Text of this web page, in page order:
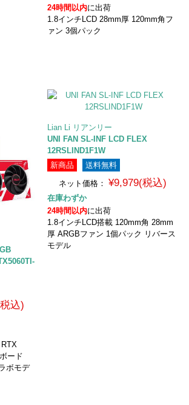
24時間以内に出荷
1.8インチLCD 28mm厚 120mm角フ
ァン 3個パック
込)
ード
ボモデ
Lian Li リアンリー
UNI FAN SL-INF LCD FLEX
12RSLIND1F1W
新商品
送料無料
ネット価格：
¥9,979(税込)
在庫わずか
24時間以内に出荷
1.8インチLCD搭載 120mm角 28mm
厚 ARGBファン 1個パック リバース
モデル